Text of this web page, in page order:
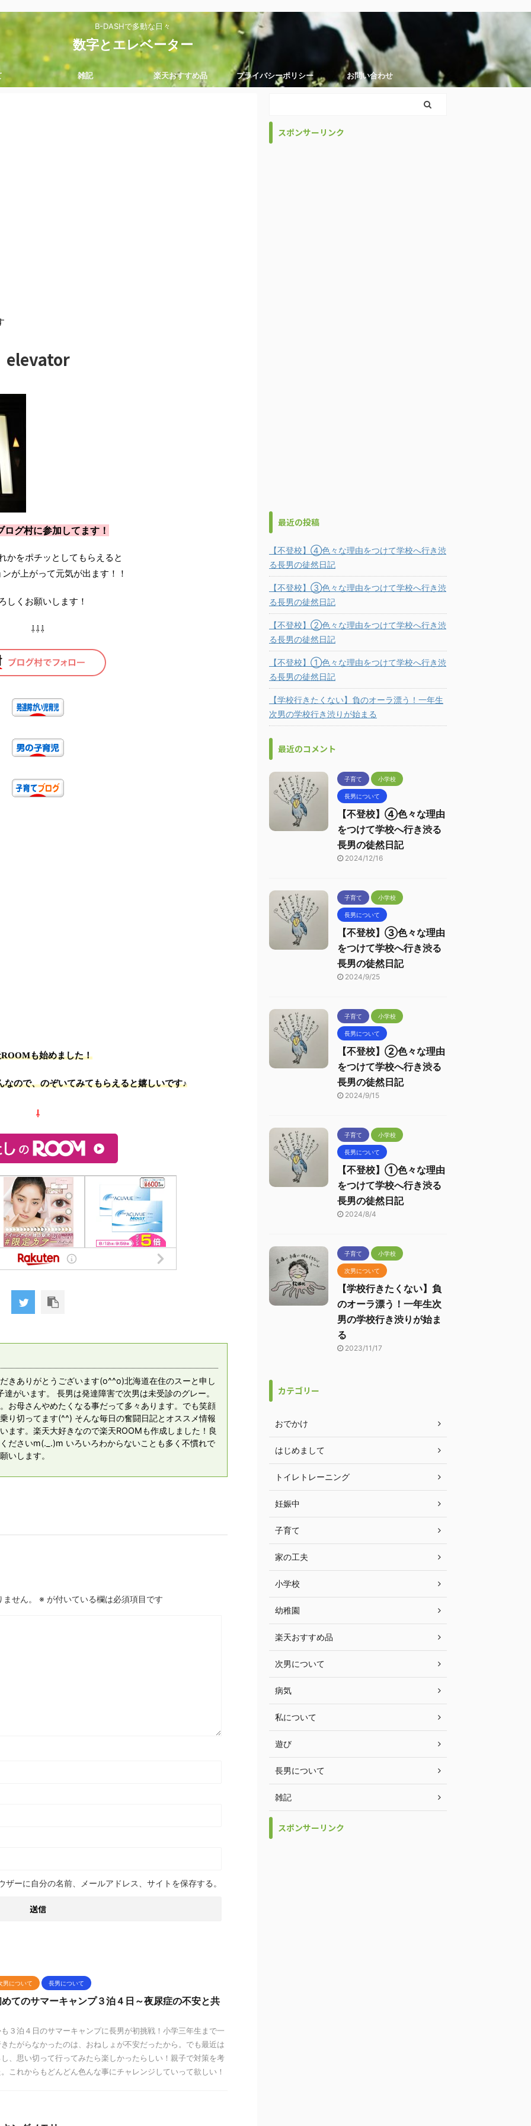
B-DASHで多動な日々
数字とエレベーター
雑記 楽天おすすめ品 プライバシーポリシー お問い合わせ
elevator
ログ村に参加してます！
かをポチッとしてもらえると
が上がって元気が出ます！！
しくお願いします！
⇩⇩⇩
も始めました！
なので、のぞいてみてもらえると嬉しいです♪
⇩
きありがとうございます(o^^o)北海道在住のスーと申し
がいます。 長男は発達障害で次男は未受診のグレー。
お母さんやめたくなる事だって多々あります。でも笑顔
り切ってます(^^) そんな毎日の奮闘日記とオススメ情報
ます。楽天大好きなので楽天ROOMも作成しました！良
ださいm(._.)m いろいろわからないことも多く不慣れで
いします。
せん。 ※ が付いている欄は必須項目です
ーに自分の名前、メールアドレス、サイトを保存する。
男について 長男について
てのサマーキャンプ３泊４日～夜尿症の不安と共
３泊４日のサマーキャンプに長男が初挑戦！小学三年生まで一
たがらなかったのは、おねしょが不安だったから。でも最近は
、思い切って行ってみたら楽しかったらしい！親子で対策を考
これからもどんどん色んな事にチャレンジしていって欲しい！
スポンサーリンク
最近の投稿
【不登校】④色々な理由をつけて学校へ行き渋
る長男の徒然日記
【不登校】③色々な理由をつけて学校へ行き渋
る長男の徒然日記
【不登校】②色々な理由をつけて学校へ行き渋
る長男の徒然日記
【不登校】①色々な理由をつけて学校へ行き渋
る長男の徒然日記
【学校行きたくない】負のオーラ漂う！一年生
次男の学校行き渋りが始まる
最近のコメント
子育て 小学校
長男について
【不登校】④色々な理由
をつけて学校へ行き渋る
長男の徒然日記
2024/12/16
子育て 小学校
長男について
【不登校】③色々な理由
をつけて学校へ行き渋る
長男の徒然日記
2024/9/25
子育て 小学校
長男について
【不登校】②色々な理由
をつけて学校へ行き渋る
長男の徒然日記
2024/9/15
子育て 小学校
長男について
【不登校】①色々な理由
をつけて学校へ行き渋る
長男の徒然日記
2024/8/4
子育て 小学校
次男について
【学校行きたくない】負
のオーラ漂う！一年生次
男の学校行き渋りが始ま
る
2023/11/17
カテゴリー
おでかけ
はじめまして
トイレトレーニング
妊娠中
子育て
家の工夫
小学校
幼稚園
楽天おすすめ品
次男について
病気
私について
遊び
長男について
雑記
スポンサーリンク